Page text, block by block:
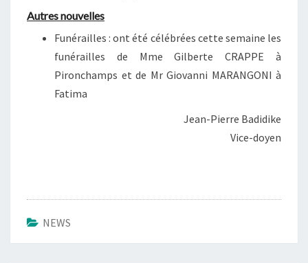
Autres nouvelles
Funérailles : ont été célébrées cette semaine les
funérailles de Mme Gilberte CRAPPE à
Pironchamps et de Mr Giovanni MARANGONI à
Fatima
Jean-Pierre Badidike
Vice-doyen
NEWS